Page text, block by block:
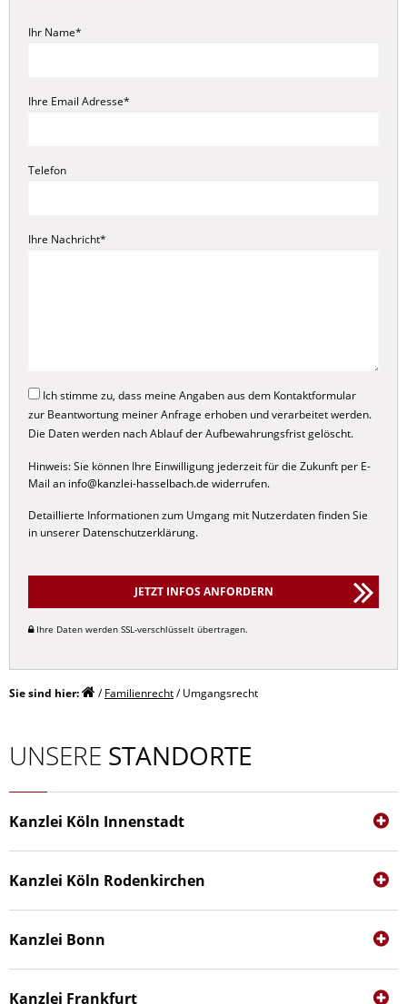
Arbeitszeugnis
Gehalt
Ehevertrag
Internationales Familienrecht
Sorgerecht
Unterhaltsrecht
Düsseldorfer Tabelle
Zugewinnausgleich
Ihr Name*
Ihre Email Adresse*
Telefon
Ihre Nachricht*
Ich stimme zu, dass meine Angaben aus dem Kontaktformular
zur Beantwortung meiner Anfrage erhoben und verarbeitet werden.
Die Daten werden nach Ablauf der Aufbewahrungsfrist gelöscht.
Hinweis: Sie können Ihre Einwilligung jederzeit für die Zukunft per E-
Mail an info@kanzlei-hasselbach.de widerrufen.
Detaillierte Informationen zum Umgang mit Nutzerdaten finden Sie
in unserer Datenschutzerklärung.
JETZT INFOS ANFORDERN
Alternative:
Ihre Daten werden SSL-verschlüsselt übertragen.
Sie sind hier: /Familienrecht/Umgangsrecht
UNSERE STANDORTE
Kanzlei Köln Innenstadt
Kanzlei Köln Rodenkirchen
Kanzlei Bonn
Kanzlei Frankfurt